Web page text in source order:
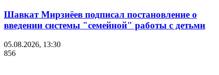
Шавкат Мирзиёев подписал постановление о
введении системы "семейной" работы с детьми
05.08.2026, 13:30
856